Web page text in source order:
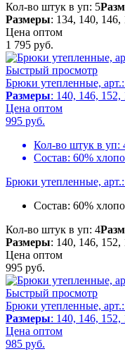
Кол-во штук в уп: 5
Размеры: 134, 140, 146,
Цена оптом
1 795 руб.
Быстрый просмотр
Брюки утепленные,
Размеры: 140, 146, 152,
Цена оптом
995 руб.
Кол-во штук в уп:
Состав: 60%
Брюки утепленные,
Состав: 60%
Кол-во штук в уп: 4
Размеры: 140, 146, 152,
Цена оптом
995 руб.
Быстрый просмотр
Брюки утепленные,
Размеры: 140, 146, 152,
Цена оптом
985 руб.